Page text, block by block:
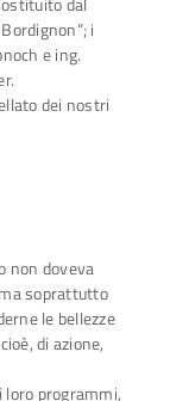
i
e ing.
dei nostri
non doveva
soprattutto
le bellezze
di azione,
programmi,